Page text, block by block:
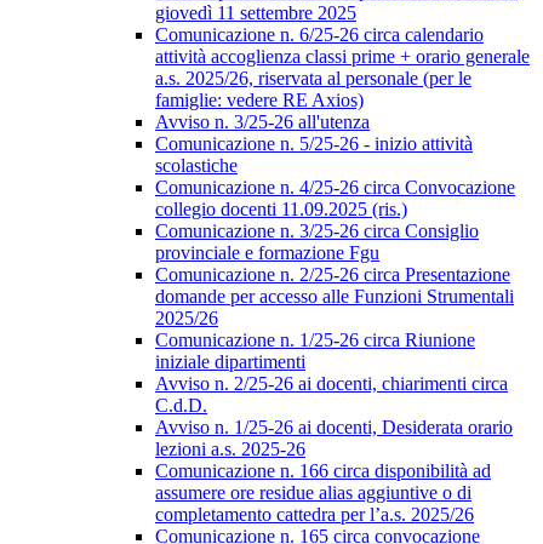
giovedì 11 settembre 2025
Comunicazione n. 6/25-26 circa calendario
attività accoglienza classi prime + orario generale
a.s. 2025/26, riservata al personale (per le
famiglie: vedere RE Axios)
Avviso n. 3/25-26 all'utenza
Comunicazione n. 5/25-26 - inizio attività
scolastiche
Comunicazione n. 4/25-26 circa Convocazione
collegio docenti 11.09.2025 (ris.)
Comunicazione n. 3/25-26 circa Consiglio
provinciale e formazione Fgu
Comunicazione n. 2/25-26 circa Presentazione
domande per accesso alle Funzioni Strumentali
2025/26
Comunicazione n. 1/25-26 circa Riunione
iniziale dipartimenti
Avviso n. 2/25-26 ai docenti, chiarimenti circa
C.d.D.
Avviso n. 1/25-26 ai docenti, Desiderata orario
lezioni a.s. 2025-26
Comunicazione n. 166 circa disponibilità ad
assumere ore residue alias aggiuntive o di
completamento cattedra per l’a.s. 2025/26
Comunicazione n. 165 circa convocazione